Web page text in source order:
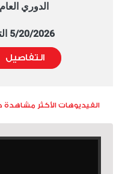
الدوري العام -
5/20/2026 التوقيت 8:00 PM
التفاصيل
الفيديوهات الأكثر مشاهدة